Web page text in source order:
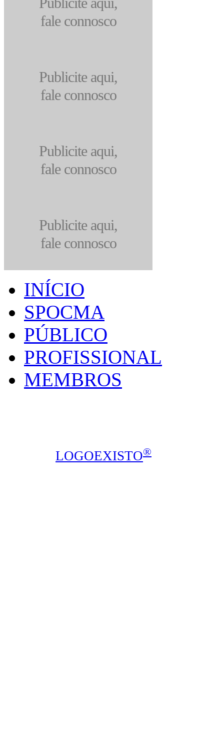
fale connosco
Publicite aqui,
fale connosco
Publicite aqui,
fale connosco
Publicite aqui,
fale connosco
INÍCIO
SPOCMA
PÚBLICO
PROFISSIONAL
MEMBROS
LOGOEXISTO®